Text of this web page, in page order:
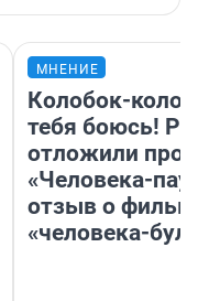
МНЕНИЕ
Колобок-
тебя боюсь!
отложили
«Человека-
отзыв о
«человека-